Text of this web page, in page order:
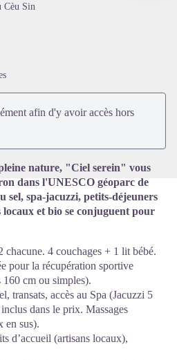
Cèu Sin
afin d'y avoir accès hors
nature, "Ciel serein" vous
dans l'UNESCO géoparc de
sel, spa-jacuzzi, petits-déjeuners
locaux et bio se conjuguent pour
chacune. 4 couchages + 1 lit bébé.
pour la récupération sportive
cm ou simples).
transats, accès au Spa (Jacuzzi 5
dans le prix. Massages
en sus).
d’accueil (artisans locaux),